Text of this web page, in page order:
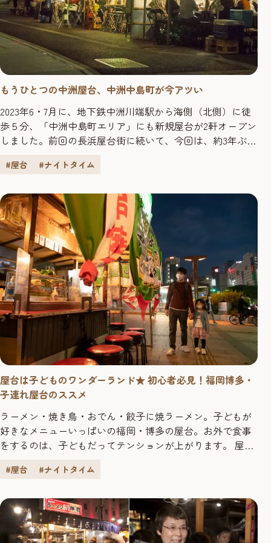
もうひとつの中洲屋台、中洲中島町が今アツい
2023年6・7月に、地下鉄中洲川端駅から海側（北側）に徒
歩５分、「中洲中島町エリア」にも新規屋台が2軒オープン
しました。前回の長浜屋台街に続いて、今回は、約3年ぶり
エリアの屋台を紹介します！ 目次 ・ウルトラC ・博多屋
営業中！ 目指すは屋台の最高点「ウルトラC」 ...
#屋台 #ナイトタイム
屋台は子どものワンダーランド★ 初心者必見！福岡博多・
子連れ屋台のススメ
ラーメン・焼き鳥・おでん・餃子に焼ラーメン。子どもが
好きなメニューいっぱいの福岡・博多の屋台。お外で食事
をするのは、子どもだってテンションが上がります。 屋台
ワンダーランド★そして社会勉強の場。これを読めば子連
ておきましょう。 今回屋台を体験するのは、イチカちゃん
5歳。 お父さ...
#屋台 #ナイトタイム